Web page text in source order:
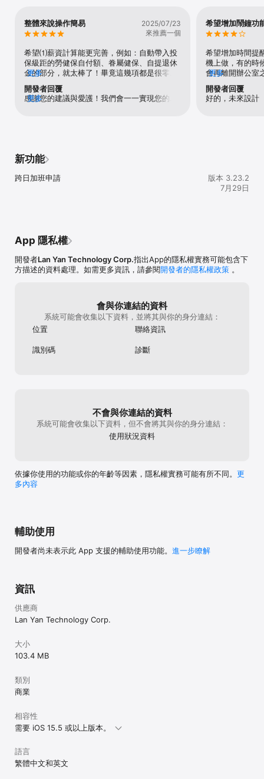
【服務條款】
【隱私聲明】
https://swipepoint.app/privacy.php
整體來說操作簡易
2025/07/23
來推薦一個
希望⑴薪資計算能更完善，例如：自動帶入投
保級距的勞健保自付額、眷屬健保、自提退休
金的部分，就太棒了！畢竟這幾項都是很零碎
的小金額，光是核對就很傷眼了！⑵值班功能
設為開啟與不開啟，便於一般辦公室同仁打
卡，不用再按略過。⑶讓員工能自行查閱薪資
更多
開發者回覆
感謝您的建議與愛護！我們會一一實現您的願
更多
希望增加鬧鐘功
希望增加時間提
機上做，有的時
會再離開辦公室
補打卡，實在很
更多
開發者回覆
好的，未來設計
新功能
跨日加班申請
版本 3.23.2
7月29日
App 隱私權
開發者Lan Yan Technology Corp.指出App的隱私權實務可能包含下
方描述的資料處理。如需更多資訊，請參閱開發者的隱私權政策 。
會與你連結的資料
系統可能會收集以下資料，並將其與你的身分連結：
位置
聯絡資訊
識別碼 診斷
不會與你連結的資料
系統可能會收集以下資料，但不會將其與你的身分連結：
使用狀況資料
依據你使用的功能或你的年齡等因素，隱私權實務可能有所不同。 更
多內容
輔助使用
開發者尚未表示此 App 支援的輔助使用功能。 進一步瞭解
資訊
供應商
Lan Yan Technology Corp.
大小
103.4 MB
類別
商業
相容性
需要 iOS 15.5 或以上版本。
語言
繁體中文和英文